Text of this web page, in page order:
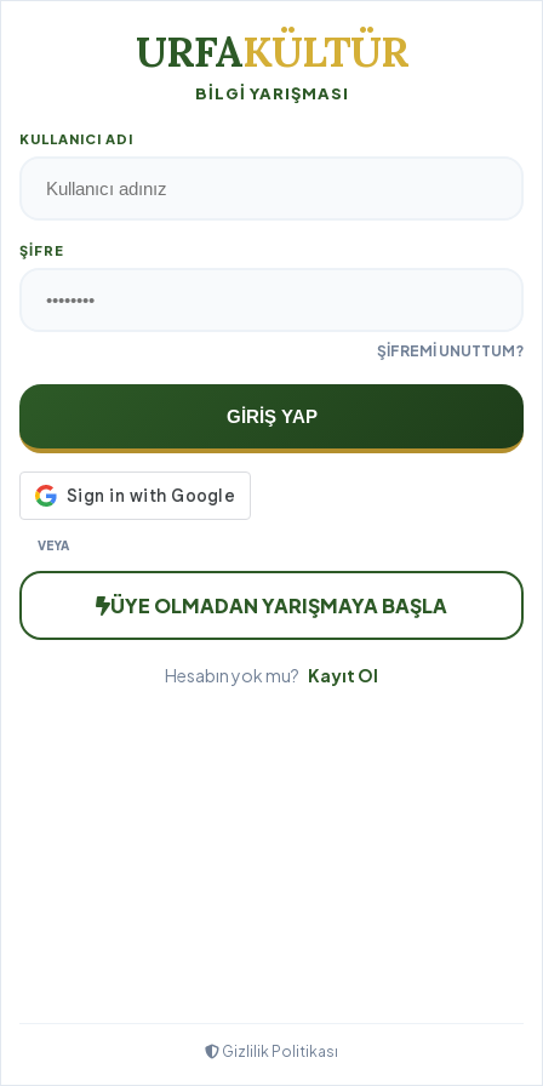
URFAKÜLTÜR
BILGI YARIŞMASI
KULLANICI ADI
ŞIFRE
ŞİFREMİ UNUTTUM?
GİRİŞ YAP
VEYA
ÜYE OLMADAN YARIŞMAYA BAŞLA
Hesabın yok mu? Kayıt Ol
Gizlilik Politikası